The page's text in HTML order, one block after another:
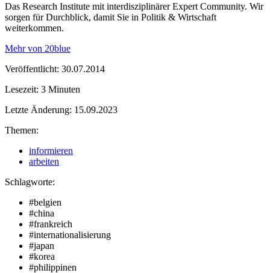
Das Research Institute mit interdisziplinärer Expert Community. Wir
sorgen für Durchblick, damit Sie in Politik & Wirtschaft
weiterkommen.
Mehr von 20blue
Veröffentlicht: 30.07.2014
Lesezeit: 3 Minuten
Letzte Änderung: 15.09.2023
Themen:
informieren
arbeiten
Schlagworte:
#belgien
#china
#frankreich
#internationalisierung
#japan
#korea
#philippinen